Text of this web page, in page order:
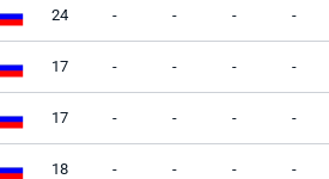
24 - - - -
17 - - - -
17 - - - -
18 - - - -